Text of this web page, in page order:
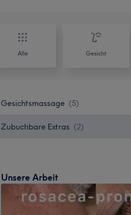
Alle Gesicht
Gesichtsmassage (5)
Zubuchbare Extras (2)
Unsere Arbeit